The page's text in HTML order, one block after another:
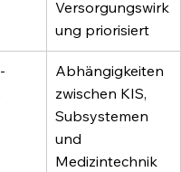
Versorgungswirk
ung priorisiert
Abhängigkeiten
zwischen KIS,
Subsystemen
und
Medizintechnik